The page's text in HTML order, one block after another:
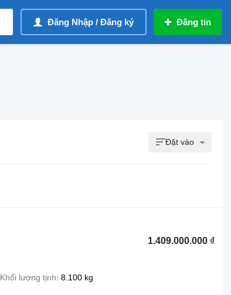
Đăng Nhập / Đăng ký Đăng tin
Đặt vào
1.409.000.000 ₫
Khối lượng tịnh 8.100 kg